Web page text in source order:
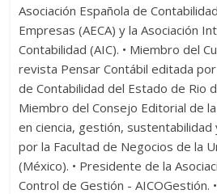
Asociación Española de
Empresas (AECA) y la Asociación
Contabilidad (AIC). • Miembro del
revista Pensar Contábil editada
de Contabilidad del Estado de Rio
Miembro del Consejo Editorial de
en ciencia, gestión,
por la Facultad de Negocios de la
(México). • Presidente de la
Control de Gestión - AICOGestión.